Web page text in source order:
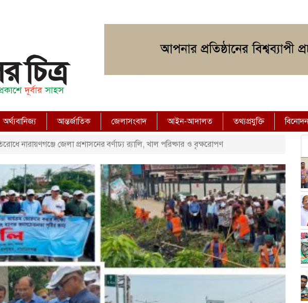
অর্থ্যবানিজ্য আন্তর্জাতিক জেলাসংবাদ আইন-আদালত তথ্যপ্রযুক্তি বিনোদন
নারায়ণগঞ্জে জেলা প্রশাসনের বর্ণাঢ্য র‍্যালি, খাল পরিষ্কার ও বৃক্ষরোপণ